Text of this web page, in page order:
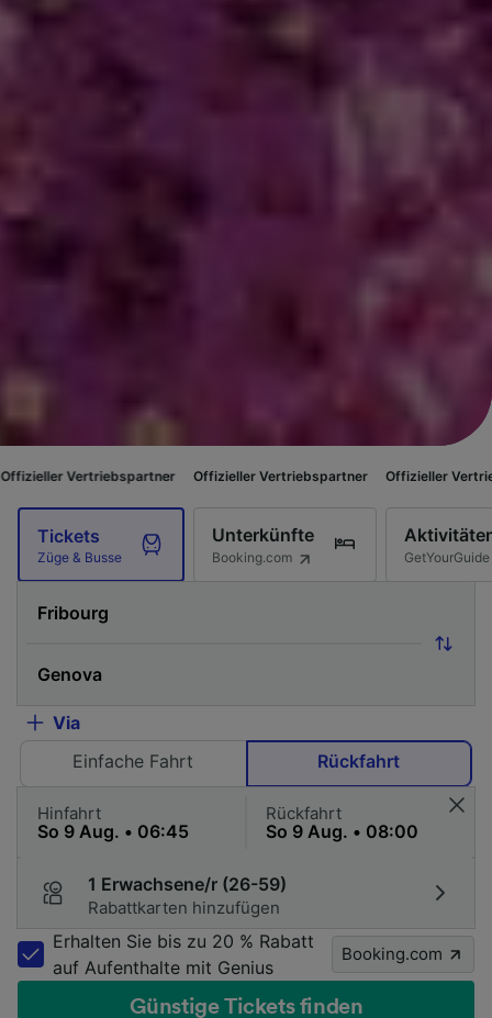
Offizieller Vertriebspartner Offizieller Vertriebspartner
Tickets
Züge & Busse
Unterkünfte
Booking.com GetYourGuide
Via
Einfache Fahrt
Rückfahrt
Hinfahrt Rückfahrt
1 Erwachsene/r (26-59)
Rabattkarten hinzufügen
Erhalten Sie bis zu 20 % Rabatt
auf Aufenthalte mit Genius
Booking.com
Günstige Tickets finden